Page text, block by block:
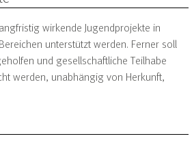
wirkende Jugendprojekte in
unterstützt werden. Ferner soll
und gesellschaftliche Teilhabe
werden, unabhängig von Herkunft,